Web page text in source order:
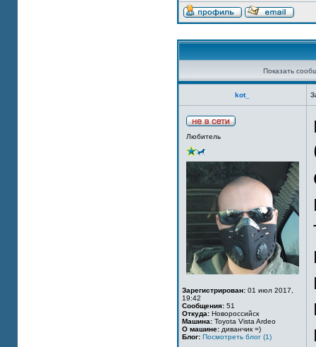
Показать
kot_
Любитель
Зарегистрирован: 01 июл 2017,
19:42
Сообщения: 51
Откуда: Новороссийск
Машина: Toyota Vista Ardeo
О машине: диванчик =)
Блог: Посмотреть блог (1)